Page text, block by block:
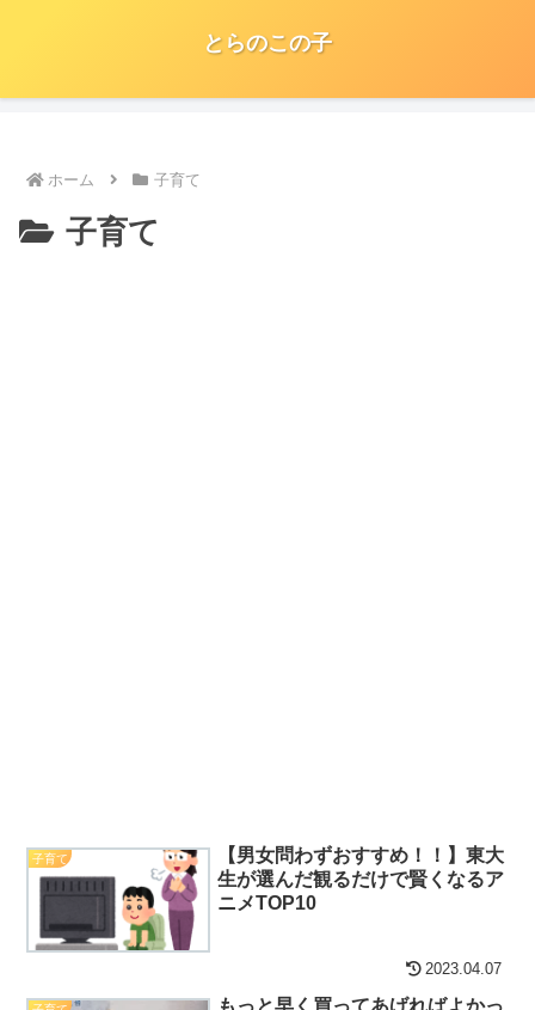
とらのこの子
ホーム 子育て
子育て
子育て
【男女問わずおすすめ！！】東大
生が選んだ観るだけで賢くなるア
ニメTOP10
2023.04.07
もっと早く買ってあげればよかっ